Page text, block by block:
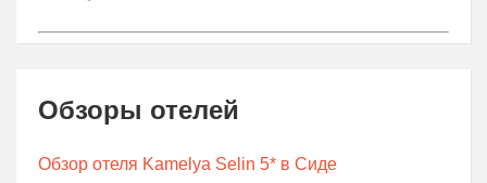
Обзоры отелей
Обзор отеля Kamelya Selin 5* в Сиде